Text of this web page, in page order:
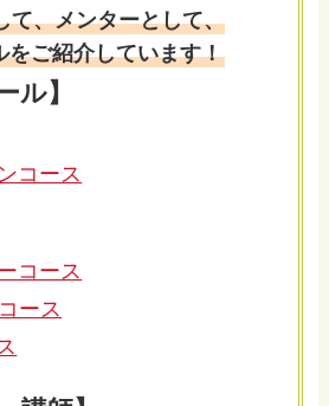
て、メンターとして、
をご紹介しています！
ル】
コース
コース
ース